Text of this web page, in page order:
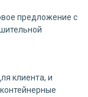
предложение с
клиента, и